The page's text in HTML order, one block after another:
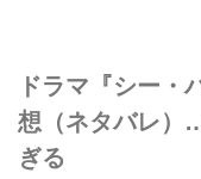
ドラマ『シー・
想（ネタバレ）
ぎる